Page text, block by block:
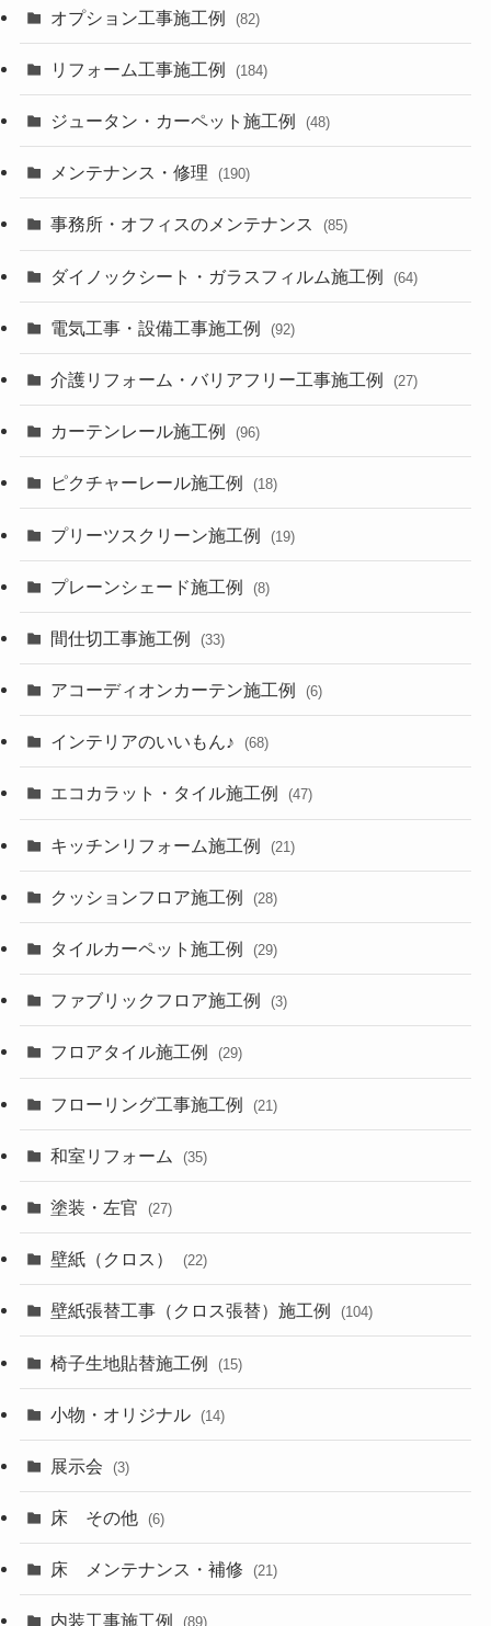
オプション工事施工例 (82)
リフォーム工事施工例 (184)
ジュータン・カーペット施工例 (48)
メンテナンス・修理 (190)
事務所・オフィスのメンテナンス (85)
ダイノックシート・ガラスフィルム施工例 (64)
電気工事・設備工事施工例 (92)
介護リフォーム・バリアフリー工事施工例 (27)
カーテンレール施工例 (96)
ピクチャーレール施工例 (18)
プリーツスクリーン施工例 (19)
プレーンシェード施工例 (8)
間仕切工事施工例 (33)
アコーディオンカーテン施工例 (6)
インテリアのいいもん♪ (68)
エコカラット・タイル施工例 (47)
キッチンリフォーム施工例 (21)
クッションフロア施工例 (28)
タイルカーペット施工例 (29)
ファブリックフロア施工例 (3)
フロアタイル施工例 (29)
フローリング工事施工例 (21)
和室リフォーム (35)
塗装・左官 (27)
壁紙（クロス） (22)
壁紙張替工事（クロス張替）施工例 (104)
椅子生地貼替施工例 (15)
小物・オリジナル (14)
展示会 (3)
床 その他 (6)
床 メンテナンス・補修 (21)
内装工事施工例 (89)